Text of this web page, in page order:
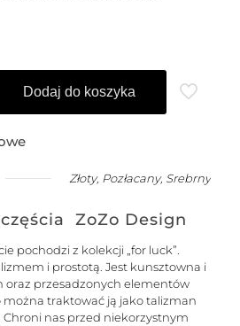
Dodaj do koszyka
Złoty, Pozłacany, Srebrny
ZoZo Design
pochodzi z kolekcji „for luck”.
i prostotą. Jest kunsztowna i
oraz przesadzonych elementów
można traktować ją jako talizman
Chroni nas przed niekorzystnym